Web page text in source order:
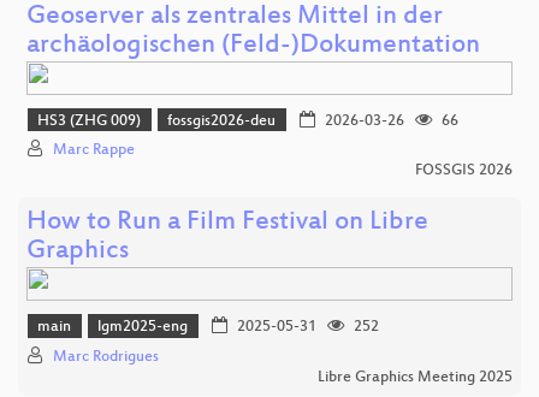
Geoserver als zentrales Mittel in der
archäologischen (Feld-)Dokumentation
HS3 (ZHG 009) fossgis2026-deu 2026-03-26
66
Marc Rappe
FOSSGIS 2026
How to Run a Film Festival on Libre
Graphics
main lgm2025-eng 2025-05-31
252
Marc Rodrigues
Libre Graphics Meeting 2025